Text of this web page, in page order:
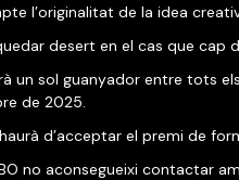
l’originalitat de la idea
desert en el cas que cap
un sol guanyador entre tots
de 2025.
d’acceptar el premi de
no aconsegueixi contactar